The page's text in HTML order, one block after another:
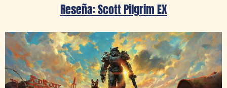
Reseña: Scott Pilgrim EX